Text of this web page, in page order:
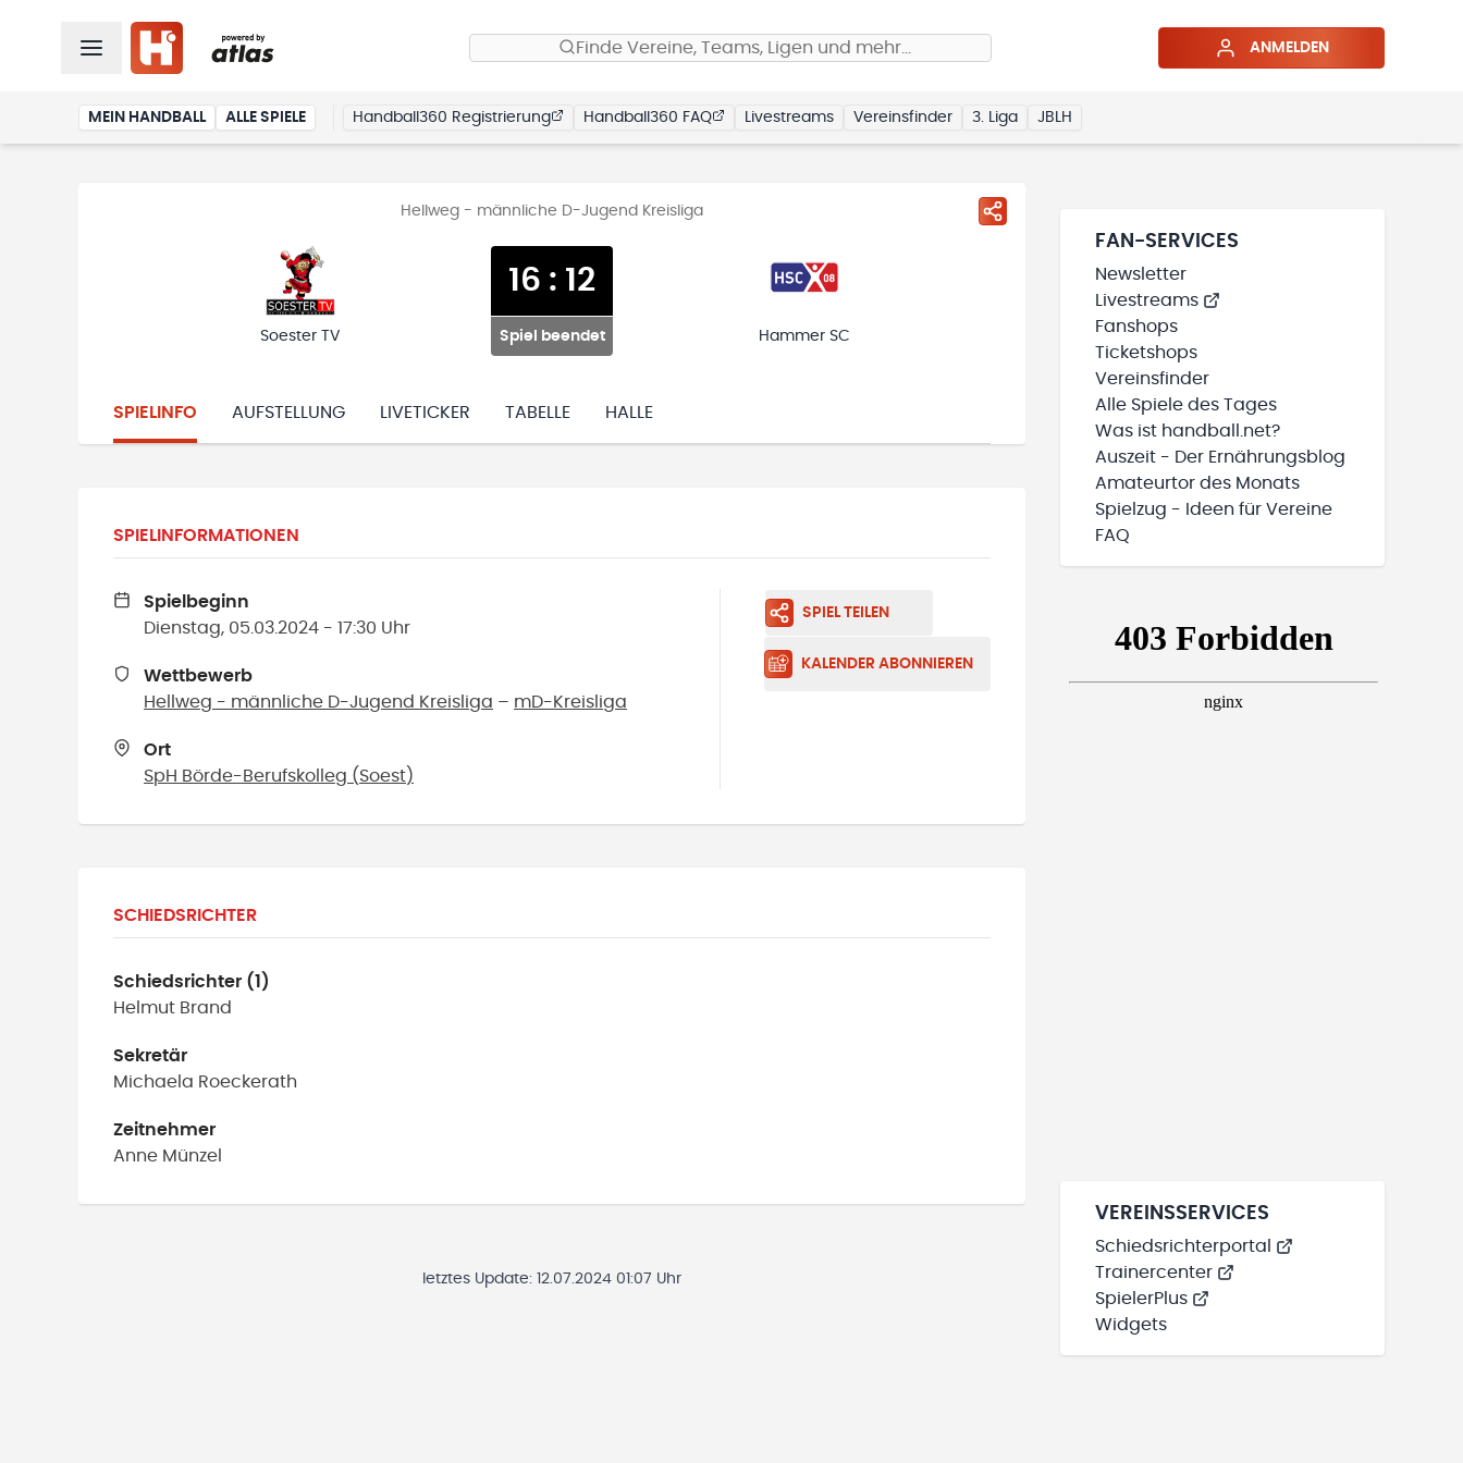
Finde Vereine, Teams, Ligen und mehr… ANMELDEN
MEIN HANDBALL ALLE SPIELE Handball360 Registrierung Handball360 FAQ Livestreams Vereinsfinder 3. Liga JBLH
Hellweg - männliche D-Jugend Kreisliga
Soester TV
16 : 12
Spiel beendet Hammer SC
SPIELINFO AUFSTELLUNG LIVETICKER TABELLE HALLE
SPIELINFORMATIONEN
Spielbeginn
Dienstag, 05.03.2024 - 17:30 Uhr
Wettbewerb
Hellweg - männliche D-Jugend Kreisliga – mD-Kreisliga
Ort
SpH Börde-Berufskolleg ( Soest)
SPIEL TEILEN
KALENDER ABONNIEREN
SCHIEDSRICHTER
Schiedsrichter (1)
Helmut Brand
Sekretär
Michaela Roeckerath
Zeitnehmer
Anne Münzel
letztes Update: 12.07.2024 01:07 Uhr
FAN-SERVICES
Newsletter
Livestreams
Fanshops
Ticketshops
Vereinsfinder
Alle Spiele des Tages
Was ist handball.net?
Auszeit - Der Ernährungsblog
Amateurtor des Monats
Spielzug - Ideen für Vereine
FAQ
VEREINSSERVICES
Schiedsrichterportal
Trainercenter
SpielerPlus
Widgets